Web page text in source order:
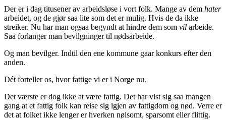
Der er i dag titusener av arbeidsløse i vort folk. Mange av dem hater
arbeidet, og de gjør saa lite som det er mulig. Hvis de da ikke
streiker. Nu har man ogsaa begyndt at hindre dem som vil arbeide.
Saa forlanger man bevilgninger til nødsarbeide.
Og man bevilger. Indtil den ene kommune gaar konkurs efter den
anden.
Dét forteller os, hvor fattige vi er i Norge nu.
Det værste er dog ikke at være fattig. Det har vist sig saa mangen
gang at et fattig folk kan reise sig igjen av fattigdom og nød. Verre er
det at folket ikke lenger er hverken nøisomt, sparsomt eller flittig.